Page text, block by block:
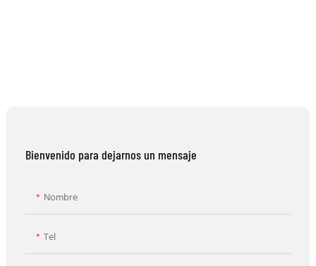
Bienvenido para dejarnos un mensaje
Nombre
Tel